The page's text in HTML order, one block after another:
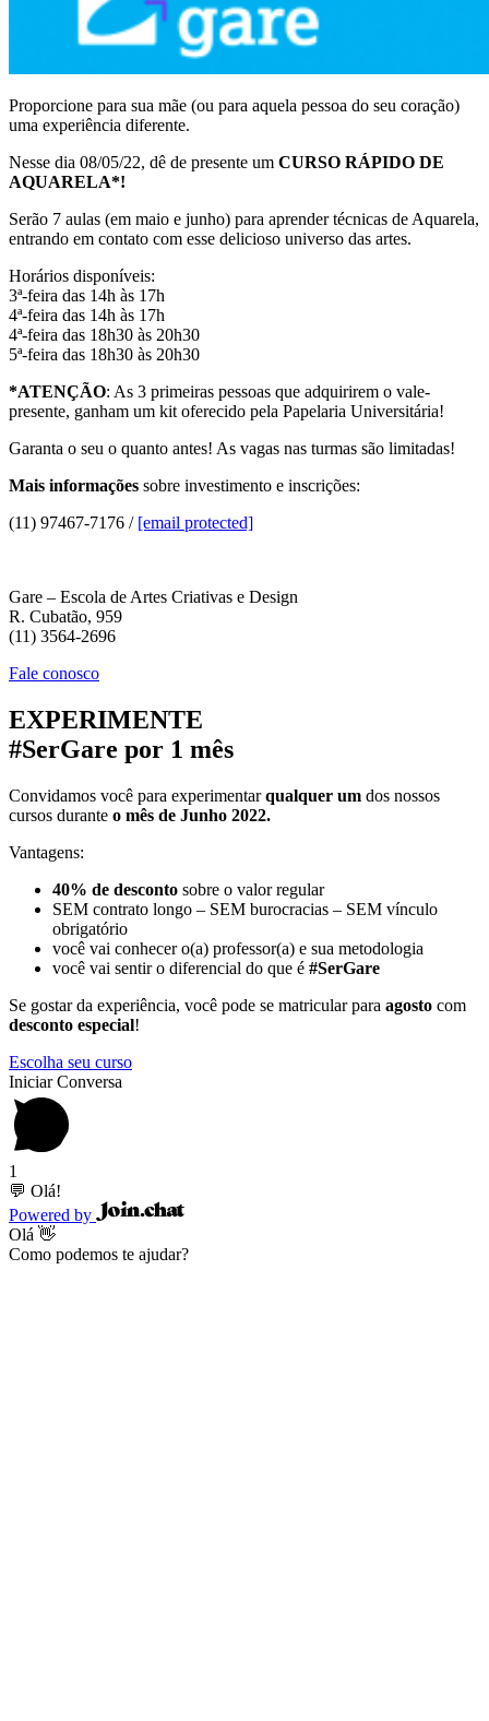
Proporcione para sua mãe (ou para aquela pessoa do seu coração)
uma experiência diferente.
Nesse dia 08/05/22, dê de presente um CURSO RÁPIDO DE
AQUARELA*!
Serão 7 aulas (em maio e junho) para aprender técnicas de Aquarela,
entrando em contato com esse delicioso universo das artes.
Horários disponíveis:
3ª-feira das 14h às 17h
4ª-feira das 14h às 17h
4ª-feira das 18h30 às 20h30
5ª-feira das 18h30 às 20h30
*ATENÇÃO: As 3 primeiras pessoas que adquirirem o vale-
presente, ganham um kit oferecido pela Papelaria Universitária!
Garanta o seu o quanto antes! As vagas nas turmas são limitadas!
Mais informações sobre investimento e inscrições:
(11) 97467-7176 / [email protected]
Gare – Escola de Artes Criativas e Design
R. Cubatão, 959
(11) 3564-2696
Fale conosco
EXPERIMENTE
#SerGare por 1 mês
Convidamos você para experimentarqualquer um dos nossos
cursos durante o mês de Junho 2022.
Vantagens:
40% de desconto sobre o valor regular
SEM contrato longo – SEM burocracias – SEM vínculo
obrigatório
você vai conhecer o(a) professor(a) e sua metodologia
você vai sentir o diferencial do que é #SerGare
Se gostar da experiência, você pode se matricular para agosto com
desconto especial!
Escolha seu curso
Iniciar Conversa
1
💬 Olá!
Powered by
Olá 👋
Como podemos te ajudar?